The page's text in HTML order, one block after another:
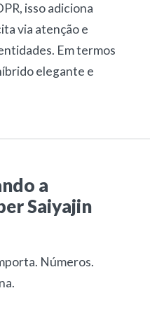
isso adiciona
via atenção e
Em termos
elegante e
a
Saiyajin
Números.